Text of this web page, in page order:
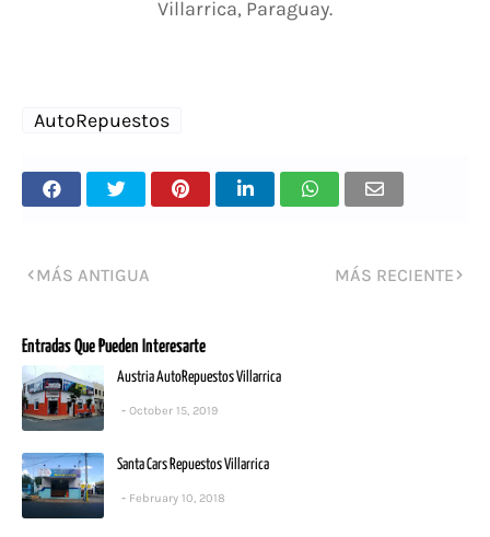
Villarrica, Paraguay.
AutoRepuestos
MÁS RECIENTE
MÁS ANTIGUA
Entradas Que Pueden Interesarte
Austria AutoRepuestos Villarrica
October 15, 2019
Santa Cars Repuestos Villarrica
February 10, 2018